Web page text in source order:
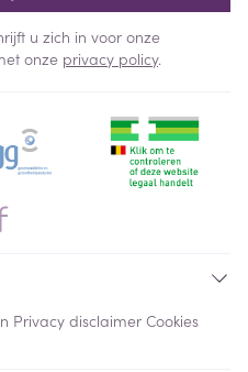
u zich in voor onze
onze privacy policy.
Privacy disclaimer Cookies